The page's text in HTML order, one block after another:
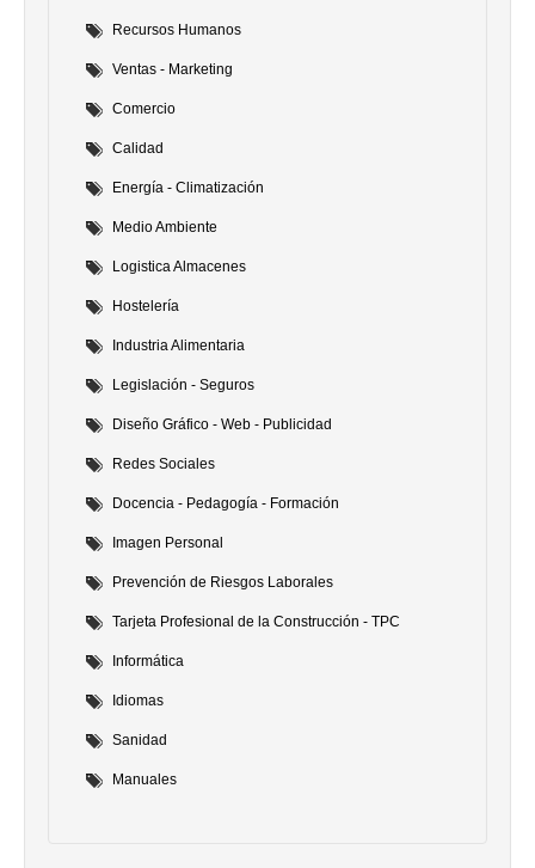
Recursos Humanos
Ventas - Marketing
Comercio
Calidad
Energía - Climatización
Medio Ambiente
Logistica Almacenes
Hostelería
Industria Alimentaria
Legislación - Seguros
Diseño Gráfico - Web - Publicidad
Redes Sociales
Docencia - Pedagogía - Formación
Imagen Personal
Prevención de Riesgos Laborales
Tarjeta Profesional de la Construcción - TPC
Informática
Idiomas
Sanidad
Manuales